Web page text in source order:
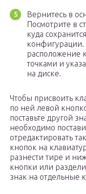
Вернитесь в
Посмотрите в
куда
расположение
точками и
на диске.
Чтобы присвоить
по ней левой
поставьте другой
необходимо
отредактировать
кнопок на
разнести тире и
кнопки или
знак на отдельные